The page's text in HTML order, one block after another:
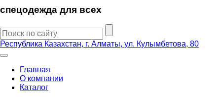
спецодежда для всех
Республика Казахстан, г. Алматы, ул. Кулымбетова, 80
Главная
О компании
Каталог